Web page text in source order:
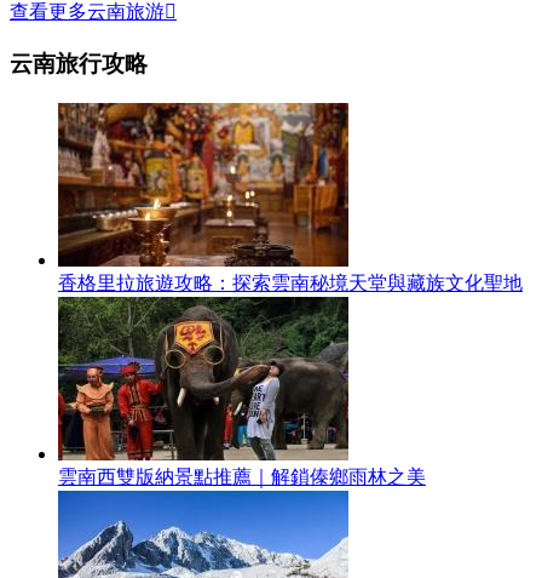
查看更多云南旅游
云南旅行攻略
香格里拉旅遊攻略：探索雲南秘境天堂與藏族文化聖地
雲南西雙版納景點推薦｜解鎖傣鄉雨林之美